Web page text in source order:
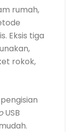
rumah,
Eksis tiga
rokok,
USB